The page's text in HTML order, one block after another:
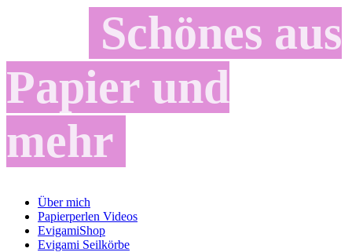
Schönes aus
Papier und
mehr
Über mich
Papierperlen Videos
EvigamiShop
Evigami Seilkörbe